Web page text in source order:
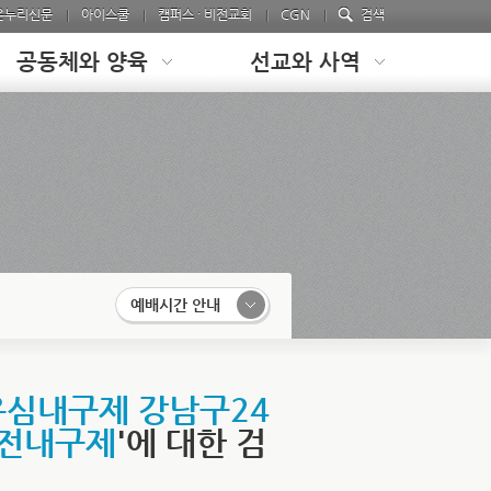
누리신문 아이스쿨 캠퍼스 · 비전교회 CGN 검색
공동체와 양육 선교와 사역
예배시간 안내
내구제 강남구24
내구제 '에 대한 검